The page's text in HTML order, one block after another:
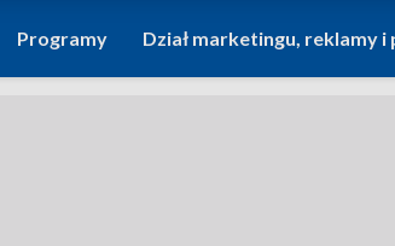
Programy Dział marketingu, reklamy